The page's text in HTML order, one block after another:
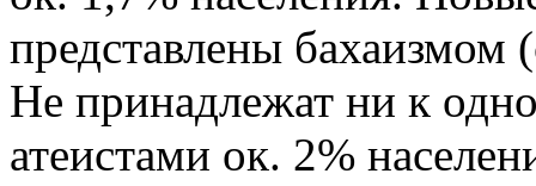
представлены бахаизмом
Не принадлежат ни к
атеистами ок. 2%